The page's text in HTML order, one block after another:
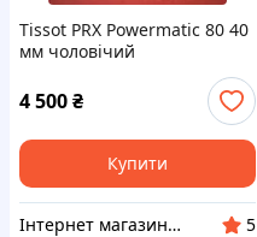
Tissot PRX Powermatic 80 40
мм чоловічий
автоматичний годинник
чорний циферблат сталь
4 500₴
Купити
Інтернет магазин "Тік-Турбо"
5